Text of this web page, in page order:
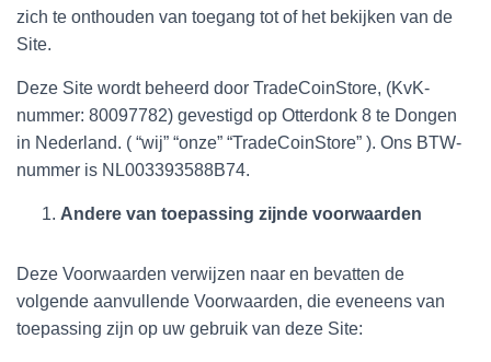
zich te onthouden van toegang tot of het bekijken van de
Site.
Deze Site wordt beheerd door TradeCoinStore, (KvK-
nummer: 80097782) gevestigd op Otterdonk 8 te Dongen
in Nederland. ( “wij” “onze” “TradeCoinStore” ). Ons BTW-
nummer is NL003393588B74.
Andere van toepassing zijnde voorwaarden
Deze Voorwaarden verwijzen naar en bevatten de
volgende aanvullende Voorwaarden, die eveneens van
toepassing zijn op uw gebruik van deze Site: